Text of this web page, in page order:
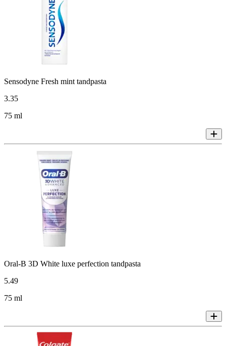
Sensodyne Fresh mint tandpasta
3.35
75 ml
Oral-B 3D White luxe perfection tandpasta
5.49
75 ml